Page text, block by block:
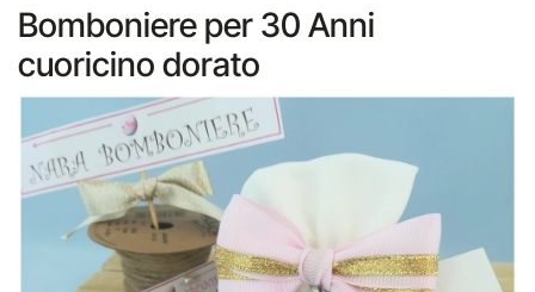
Bomboniere per 30 Anni
cuoricino dorato